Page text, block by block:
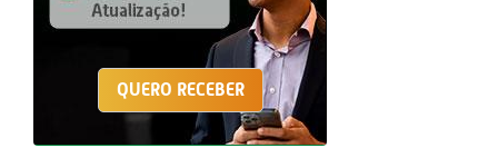
QUERO RECEBER